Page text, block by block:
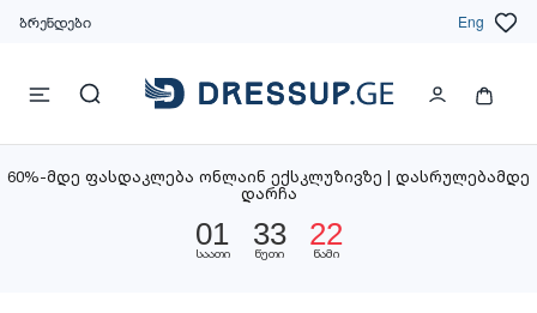
ბრენდები Eng
60%-მდე ფასდაკლება ონლაინ ექსკლუზივზე | დასრულებამდე
დარჩა
01
საათი
33
წუთი
22
წამი